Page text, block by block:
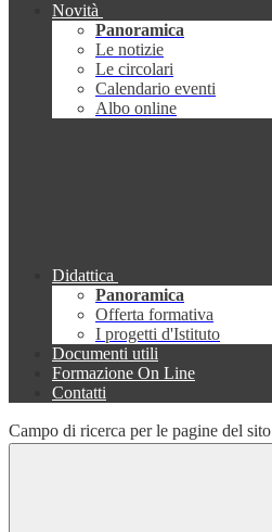
Novità
Panoramica
Le notizie
Le circolari
Calendario eventi
Albo online
Didattica
Panoramica
Offerta formativa
I progetti d'Istituto
Documenti utili
Formazione On Line
Contatti
Campo di ricerca per le pagine del sito